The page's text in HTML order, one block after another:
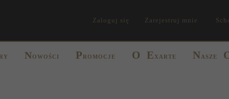
Zaloguj się Zarejestruj mnie
NOWOŚCI P ROMOCJE O E XARTE NASZE